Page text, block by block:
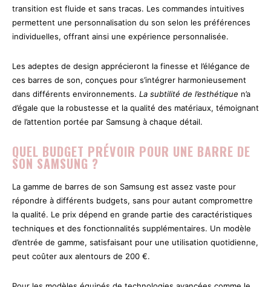
transition est fluide et sans tracas. Les commandes intuitives
permettent une personnalisation du son selon les préférences
individuelles, offrant ainsi une expérience personnalisée.
Les adeptes de design apprécieront la finesse et l’élégance de
ces barres de son, conçues pour s’intégrer harmonieusement
dans différents environnements. La subtilité de l’esthétique n’a
d’égale que la robustesse et la qualité des matériaux, témoignant
de l’attention portée par Samsung à chaque détail.
QUEL BUDGET PRÉVOIR POUR UNE BARRE DE
SON SAMSUNG ?
La gamme de barres de son Samsung est assez vaste pour
répondre à différents budgets, sans pour autant compromettre
la qualité. Le prix dépend en grande partie des caractéristiques
techniques et des fonctionnalités supplémentaires. Un modèle
d’entrée de gamme, satisfaisant pour une utilisation quotidienne,
peut coûter aux alentours de 200 €.